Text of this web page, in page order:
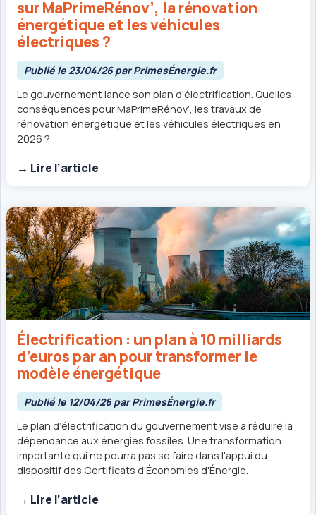
sur MaPrimeRénov’, la rénovation
énergétique et les véhicules
électriques ?
Publié le 23/04/26 par PrimesÉnergie.fr
Le gouvernement lance son plan d’électrification. Quelles
conséquences pour MaPrimeRénov’, les travaux de
rénovation énergétique et les véhicules électriques en
2026 ?
→ Lire l’article
Électrification : un plan à 10 milliards
d’euros par an pour transformer le
modèle énergétique
Publié le 12/04/26 par PrimesÉnergie.fr
Le plan d’électrification du gouvernement vise à réduire la
dépendance aux énergies fossiles. Une transformation
importante qui ne pourra pas se faire dans l'appui du
dispositif des Certificats d'Économies d'Énergie.
→ Lire l’article